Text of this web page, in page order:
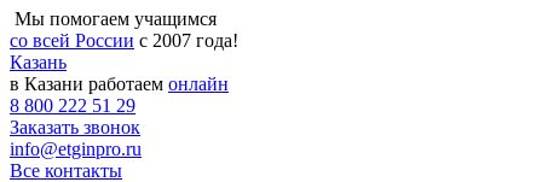
Мы помогаем учащимся
со всей России с 2007 года!
Казань
в Казани работаем онлайн
8 800 222 51 29
Заказать звонок
info@etginpro.ru
Все контакты